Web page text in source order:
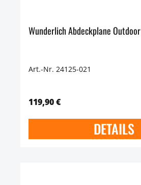
Wunderlich Abdeckplane Outdoor
Art.-Nr. 24125-021
119,90 €
DETAILS